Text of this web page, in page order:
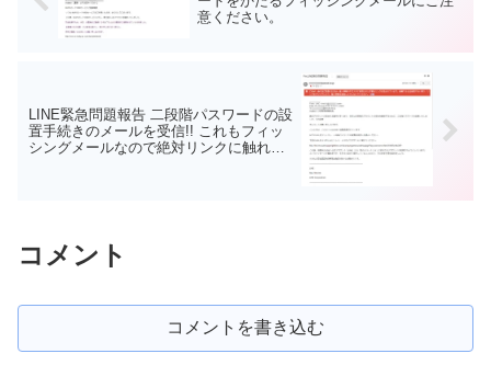
意ください。
LINE緊急問題報告 二段階パスワードの設
置手続きのメールを受信!! これもフィッ
シングメールなので絶対リンクに触れな
コメント
コメントを書き込む